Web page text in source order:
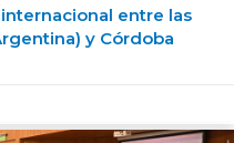
entre las
y Córdoba